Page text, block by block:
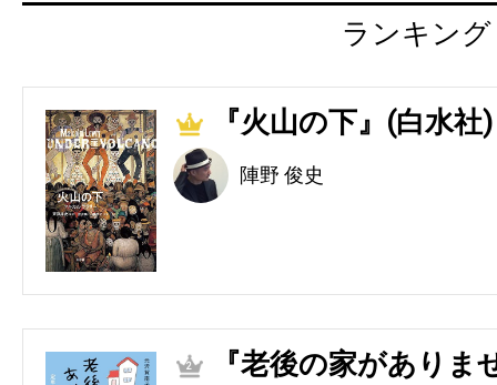
ランキング
1 『火山の下』(白水社)
陣野 俊史
2
『老後の家があり